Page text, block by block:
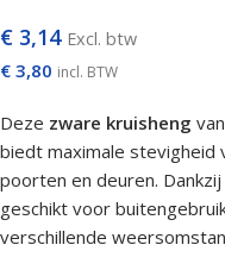
€ 3,14 Excl. btw
€ 3,80 incl. BTW
Deze zware kruisheng
biedt maximale
poorten en deuren.
geschikt voor
verschillende